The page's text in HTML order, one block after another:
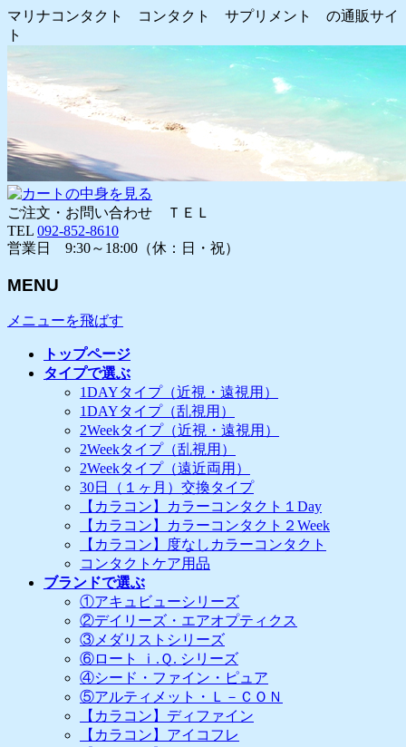
マリナコンタクト コンタクト サプリメント の通販サイ
ト
ご注文・お問い合わせ ＴＥＬ
TEL 092-852-8610
営業日 9:30～18:00（休：日・祝）
MENU
メニューを飛ばす
トップページ
タイプで選ぶ
1DAYタイプ（近視・遠視用）
1DAYタイプ（乱視用）
2Weekタイプ（近視・遠視用）
2Weekタイプ（乱視用）
2Weekタイプ（遠近両用）
30日（１ヶ月）交換タイプ
【カラコン】カラーコンタクト１Day
【カラコン】カラーコンタクト２Week
【カラコン】度なしカラーコンタクト
コンタクトケア用品
ブランドで選ぶ
①アキュビューシリーズ
②デイリーズ・エアオプティクス
③メダリストシリーズ
⑥ロート ｉ.Ｑ. シリーズ
④シード・ファイン・ピュア
⑤アルティメット・Ｌ－ＣＯＮ
【カラコン】ディファイン
【カラコン】アイコフレ